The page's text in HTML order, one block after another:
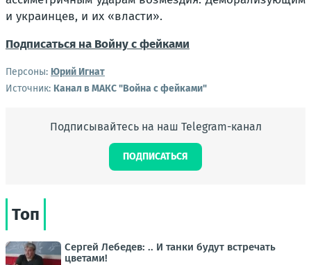
и украинцев, и их «власти».
Подписаться на Войну с фейками
Персоны: Юрий Игнат
Источник: Канал в МАКС "Война с фейками"
Подписывайтесь на наш Telegram-канал
ПОДПИСАТЬСЯ
Топ
Сергей Лебедев: .. И танки будут встречать
цветами!